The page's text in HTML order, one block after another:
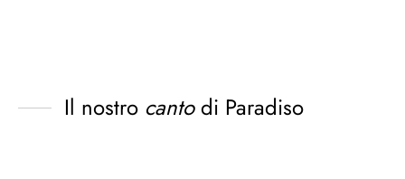
Il nostro cantodi Paradiso